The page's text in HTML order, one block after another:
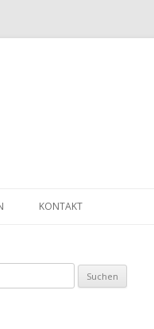
KONTAKT